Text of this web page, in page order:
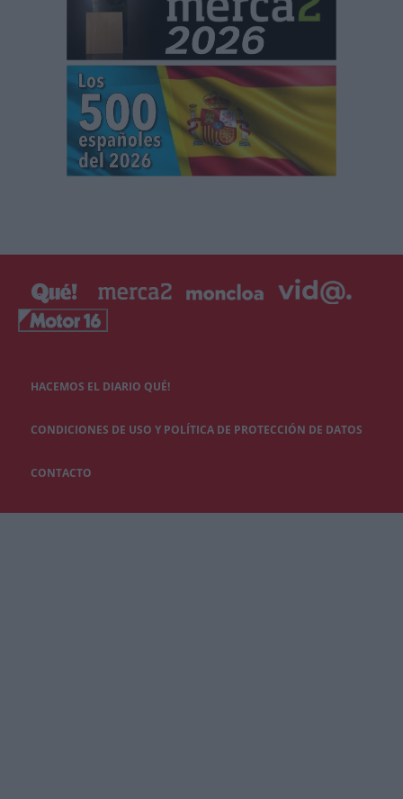
HACEMOS EL DIARIO QUÉ!
CONDICIONES DE USO Y POLÍTICA DE PROTECCIÓN DE DATOS
CONTACTO